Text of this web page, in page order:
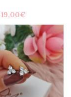
19,00€